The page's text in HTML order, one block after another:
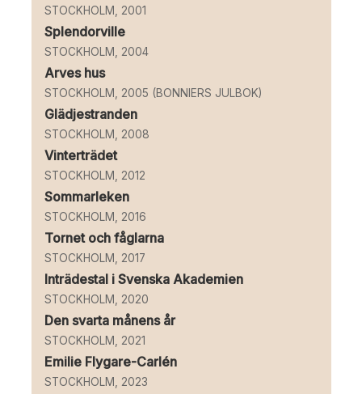
STOCKHOLM, 2001
Splendorville
STOCKHOLM, 2004
Arves hus
STOCKHOLM, 2005 (BONNIERS JULBOK)
Glädjestranden
STOCKHOLM, 2008
Vinterträdet
STOCKHOLM, 2012
Sommarleken
STOCKHOLM, 2016
Tornet och fåglarna
STOCKHOLM, 2017
Inträdestal i Svenska Akademien
STOCKHOLM, 2020
Den svarta månens år
STOCKHOLM, 2021
Emilie Flygare-Carlén
STOCKHOLM, 2023